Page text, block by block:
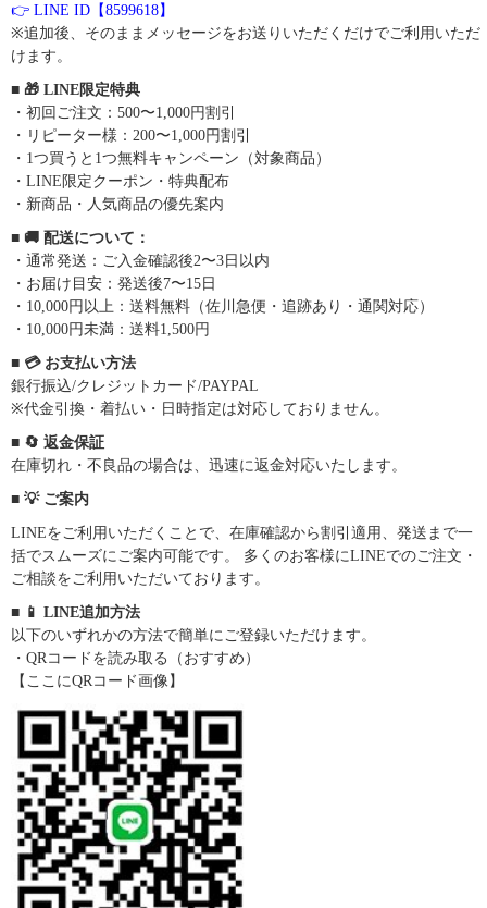
👉 LINE ID【8599618】
※追加後、そのままメッセージをお送りいただくだけでご利用いただ
けます。
■ 🎁 LINE限定特典
・初回ご注文：500〜1,000円割引
・リピーター様：200〜1,000円割引
・1つ買うと1つ無料キャンペーン（対象商品）
・LINE限定クーポン・特典配布
・新商品・人気商品の優先案内
■ 🚚 配送について：
・通常発送：ご入金確認後2〜3日以内
・お届け目安：発送後7〜15日
・10,000円以上：送料無料（佐川急便・追跡あり・通関対応）
・10,000円未満：送料1,500円
■ 💳 お支払い方法
銀行振込/クレジットカード/PAYPAL
※代金引換・着払い・日時指定は対応しておりません。
■ 🔄 返金保証
在庫切れ・不良品の場合は、迅速に返金対応いたします。
■ 💡 ご案内
LINEをご利用いただくことで、在庫確認から割引適用、発送まで一
括でスムーズにご案内可能です。 多くのお客様にLINEでのご注文・
ご相談をご利用いただいております。
■ 📱 LINE追加方法
以下のいずれかの方法で簡単にご登録いただけます。
・QRコードを読み取る（おすすめ）
【ここにQRコード画像】